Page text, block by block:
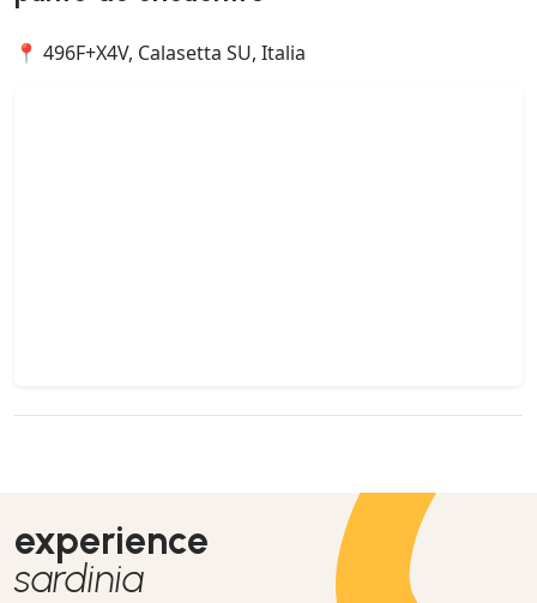
📍 496F+X4V, Calasetta SU, Italia
experience
sardinia